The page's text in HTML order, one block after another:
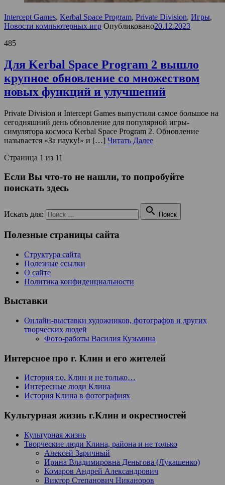
Intercept Games, Kerbal Space Program, Private Division, Игры,
Новости компьютерных игр Опубликовано20.12.2023
485
Для Kerbal Space Program 2 вышло
крупное обновление со множеством
новых функций и улучшений
Private Division и Intercept Games выпустили самое большое на
сегодняшний день обновление для популярной игры-
симулятора космоса Kerbal Space Program 2. Обновление
называется «За науку!» и […] Читать Далее
Страница 1 из 11
Если Вы что-то не нашли, то попробуйте
поискать здесь
Искать для:  Поиск
Полезные страницы сайта
Структура сайта
Полезные ссылки
О сайте
Политика конфиденциальности
Выставки
Онлайн-выставки художников, фотографов и других
творческих людей
Фото-работы Василия Кузьмина
Интерсное про г. Клин и его жителей
История г.о. Клин и не только…
Интересные люди Клина
История Клина в фотографиях
Культурная жизнь г.Клин и окрестностей
Культурная жизнь
Творческие люди Клина, района и не только
Алексей Заричный
Ирина Владимировна Деньгова (Лукашенко)
Комаров Андрей Александрович
Виктор Степанович Никаноров